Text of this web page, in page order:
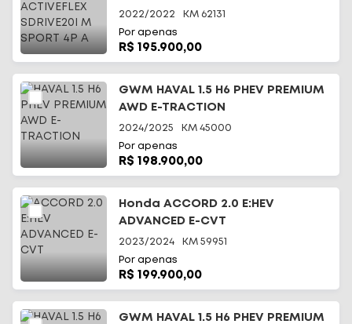
2022/2022 KM 62131
Por apenas
R$ 195.900,00
GWM HAVAL 1.5 H6 PHEV PREMIUM
AWD E-TRACTION
2024/2025 KM 45000
Por apenas
R$ 198.900,00
Honda ACCORD 2.0 E:HEV
ADVANCED E-CVT
2023/2024 KM 59951
Por apenas
R$ 199.900,00
GWM HAVAL 1.5 H6 PHEV PREMIUM